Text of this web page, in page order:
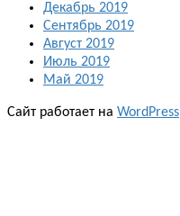
Декабрь 2019
Сентябрь 2019
Август 2019
Июль 2019
Май 2019
Сайт работает на WordPress